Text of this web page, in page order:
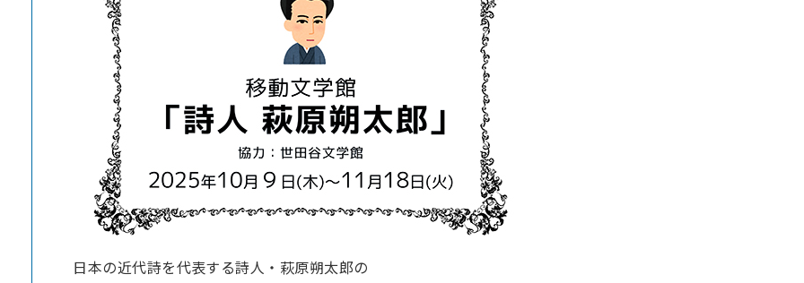
⽇本の近代詩を代表する詩⼈・萩原朔太郎の